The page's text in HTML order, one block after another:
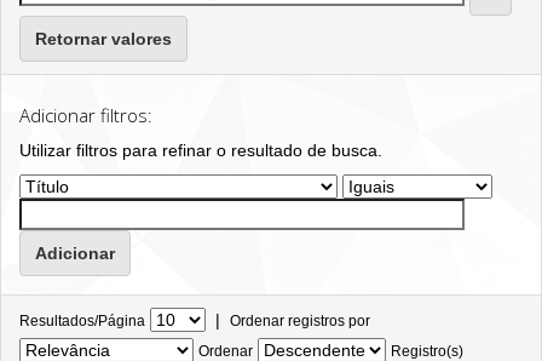
Retornar valores
Adicionar filtros:
Utilizar filtros para refinar o resultado de busca.
Resultados/Página | Ordenar registros por
Ordenar
Registro(s)